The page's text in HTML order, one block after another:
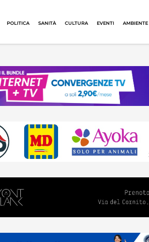
POLITICA SANITÀ CULTURA EVENTI AMBIENTE